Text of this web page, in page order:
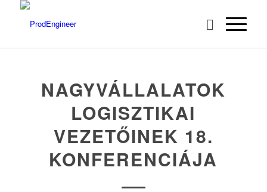
NAGYVÁLLALATOK
LOGISZTIKAI
VEZETŐINEK 18.
KONFERENCIÁJA